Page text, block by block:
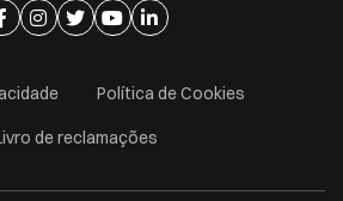
Ir para página de facebook
Ir para página de instagram
Ir para página de twitter
Ir para página de youtube
Ir para página de
Política de Cookies
de reclamações